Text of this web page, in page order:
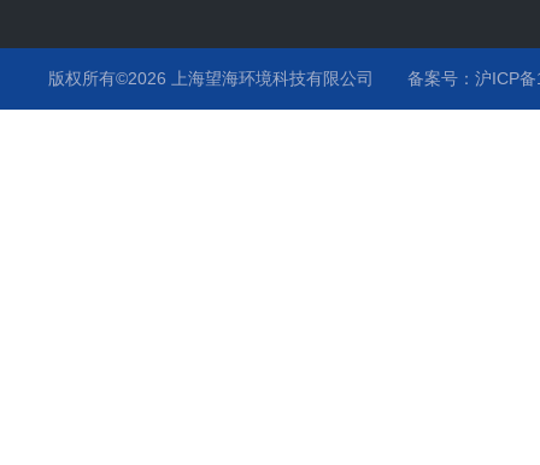
版权所有©2026 上海望海环境科技有限公司 备案号：沪ICP